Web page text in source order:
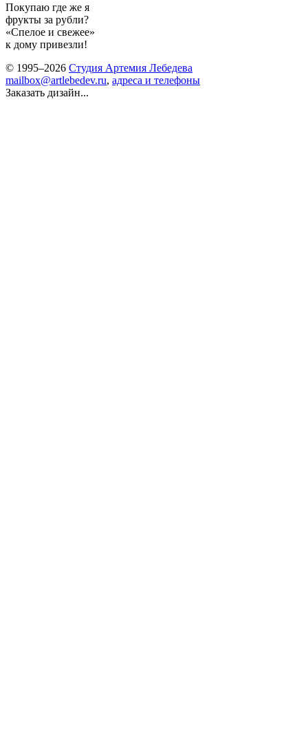
Покупаю где же я
фрукты за рубли?
«Спелое и свежее»
к дому привезли!
© 1995–2026 Студия Артемия Лебедева
mailbox@artlebedev.ru, адреса и телефоны
Заказать дизайн...